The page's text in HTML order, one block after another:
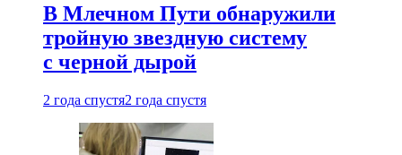
В Млечном Пути обнаружили
тройную звездную систему
с черной дырой
2 года спустя2 года спустя